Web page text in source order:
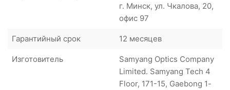
г. Минск, ул. Чкалова, 20,
офис 97
Гарантийный срок 12 месяцев
Изготовитель
Samyang Optics Company
Limited. Samyang Tech 4
Floor, 171-15, Gaebong 1-